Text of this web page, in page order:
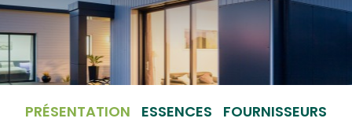
PRÉSENTATION ESSENCES FOURNISSEURS